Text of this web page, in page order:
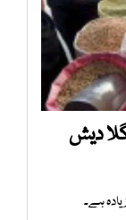
دیش
ہے۔